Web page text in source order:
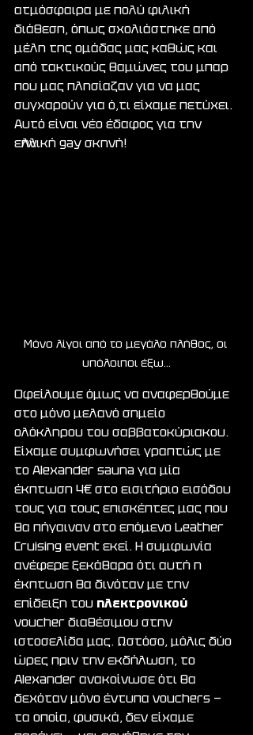
ατμόσφαιρα με πολύ φιλική
διάθεση, όπως σχολιάστηκε από
μέλη της ομάδας μας καθώς και
από τακτικούς θαμώνες του μπαρ
που μας πλησίαζαν για να μας
συγχαρούν για ό,τι είχαμε πετύχει.
Αυτό είναι νέο έδαφος για την
ελληνική gay σκηνή!
Μόνο λίγοι από το μεγάλο πλήθος, οι
υπόλοιποι έξω...
Οφείλουμε όμως να αναφερθούμε
στο μόνο μελανό σημείο
ολόκληρου του σαββατοκύριακου.
Είχαμε συμφωνήσει γραπτώς με
το Alexander sauna για μία
έκπτωση 4€ στο εισιτήριο εισόδου
τους για τους επισκέπτες μας που
θα πήγαιναν στο επόμενο Leather
Cruising event εκεί. Η συμφωνία
ανέφερε ξεκάθαρα ότι αυτή η
έκπτωση θα δινόταν με την
επίδειξη του ηλεκτρονικού
voucher διαθέσιμου στην
ιστοσελίδα μας. Ωστόσο, μόλις δύο
ώρες πριν την εκδήλωση, το
Alexander ανακοίνωσε ότι θα
δεχόταν μόνο έντυπα vouchers —
τα οποία, φυσικά, δεν είχαμε